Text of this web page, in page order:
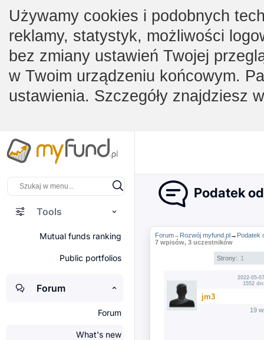
Używamy cookies i podobnych
reklamy, statystyk, możliwości
bez zmiany ustawień Twojej
w Twoim urządzeniu końcowym.
ustawienia. Szczegóły znajdziesz
Tools
Mutual funds ranking
Public portfolios
Forum
Forum
What's new
Podatek
Forum→ Rozwój myfund.pl→ Podatek
7 wpisów, 3 uczestników
Strony: 1
2022-05-
1552
jm3
19